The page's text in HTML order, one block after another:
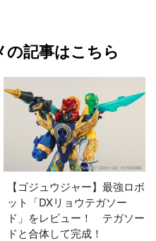
記事はこちら
【ゴジュウジャー】最強ロボ
ット「DXリョウテガソー
ド」をレビュー！ テガソー
ドと合体して完成！